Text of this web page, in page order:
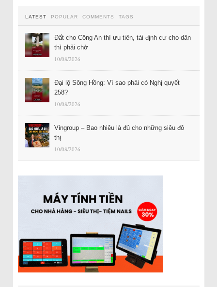
LATEST POPULAR COMMENTS TAGS
Đất cho Công An thì ưu tiên, tái định cư cho dân
thì phải chờ
10/08/2026
Đại lộ Sông Hồng: Vì sao phải có Nghị quyết
258?
10/08/2026
Vingroup – Bao nhiêu là đủ cho những siêu đô
thị
10/08/2026